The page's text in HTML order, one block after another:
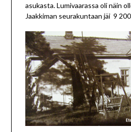
asukasta. Lumivaarassa oli näin
Jaakkiman seurakuntaan jäi 9